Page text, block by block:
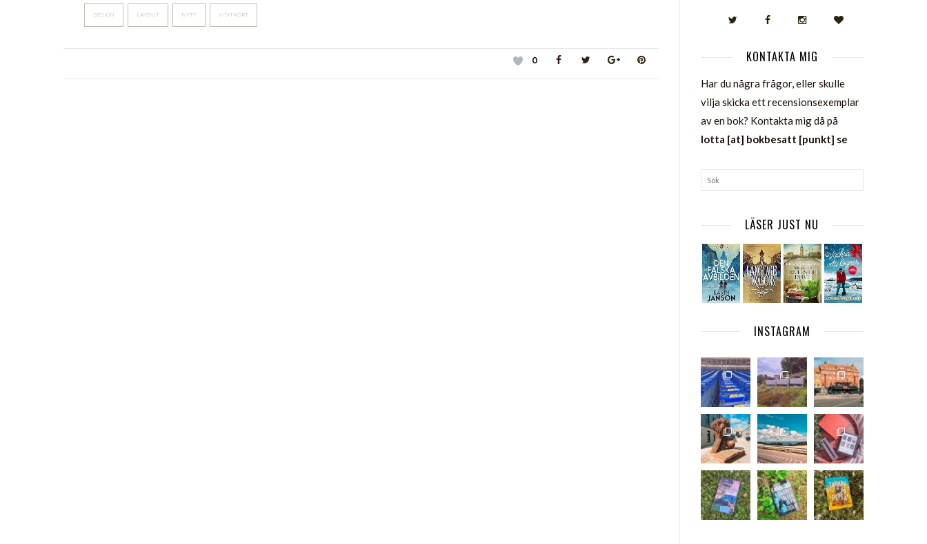
DESIGN LAYOUT NYTT VISITKORT
0 KONTAKTA MIG
Har du några frågor, eller skulle
vilja skicka ett recensionsexemplar
av en bok? Kontakta mig då på
lotta [at] bokbesatt [punkt] se
LÄSER JUST NU
INSTAGRAM